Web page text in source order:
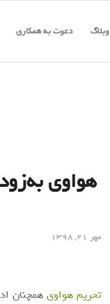
وبلاگ دعوت به همکاری
هواوی
مهر ۲۱, ۱۳۹۸
تحریم هواوی همچنان